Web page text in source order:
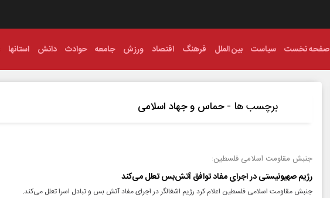
صفحه نخست سیاست بین الملل فرهنگ اقتصاد ورزش جامعه حوادث دانش استانها
برچسب ها -حماس و جهاد اسلامی
جنبش مقاومت اسلامی فلسطین:
رژیم صهیونیستی در اجرای مفاد توافق آتش‌بس تعلل می‌کند
جنبش مقاومت اسلامی فلسطین اعلام کرد رژیم اشغالگر در اجرای مفاد آتش‌ بس و تبادل اسرا تعلل می‌کند.